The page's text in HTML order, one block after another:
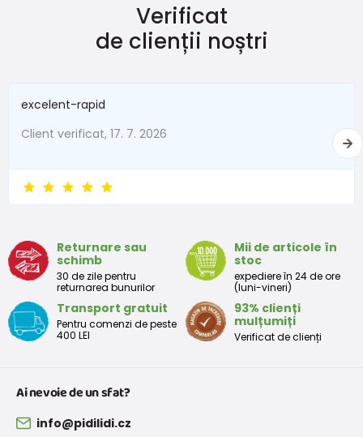
Verificat
de clienții noștri
excelent-rapid
Client verificat, 17. 7. 2026
Returnare sau
schimb
30 de zile pentru
returnarea bunurilor
Mii de articole în
stoc
expediere în 24 de ore
(luni-vineri)
Transport gratuit
Pentru comenzi de peste
400 LEI
93% clienți
mulțumiți
Verificat de clienți
Ai nevoie de un sfat?
info@pidilidi.cz